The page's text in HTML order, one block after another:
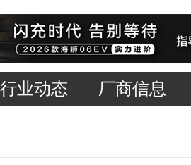
行业动态 厂商信息